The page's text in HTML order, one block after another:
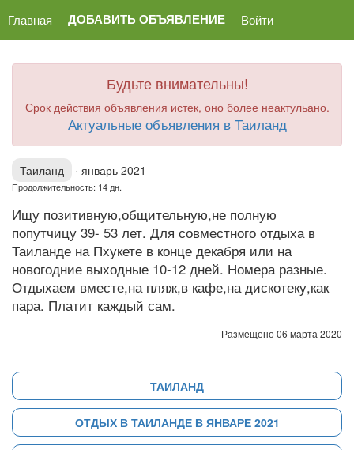
Главная ДОБАВИТЬ ОБЪЯВЛЕНИЕ Войти
Будьте внимательны!
Срок действия объявления истек, оно более неактульано.
Актуальные объявления в Таиланд
Таиланд · январь 2021
Продолжительность: 14 дн.
Ищу позитивную,общительную,не полную
попутчицу 39- 53 лет. Для совместного отдыха в
Таиланде на Пхукете в конце декабря или на
новогодние выходные 10-12 дней. Номера разные.
Отдыхаем вместе,на пляж,в кафе,на дискотеку,как
пара. Платит каждый сам.
Размещено 06 марта 2020
ТАИЛАНД
ОТДЫХ В ТАИЛАНДЕ В ЯНВАРЕ 2021